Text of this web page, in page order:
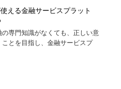
える金融サービスプラット
専門知識がなくても、正しい意
とを目指し、金融サービスプ